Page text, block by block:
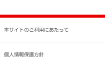
書面による個人情報の開示等の請求
本サイトのご利用にあたって
個人情報保護方針